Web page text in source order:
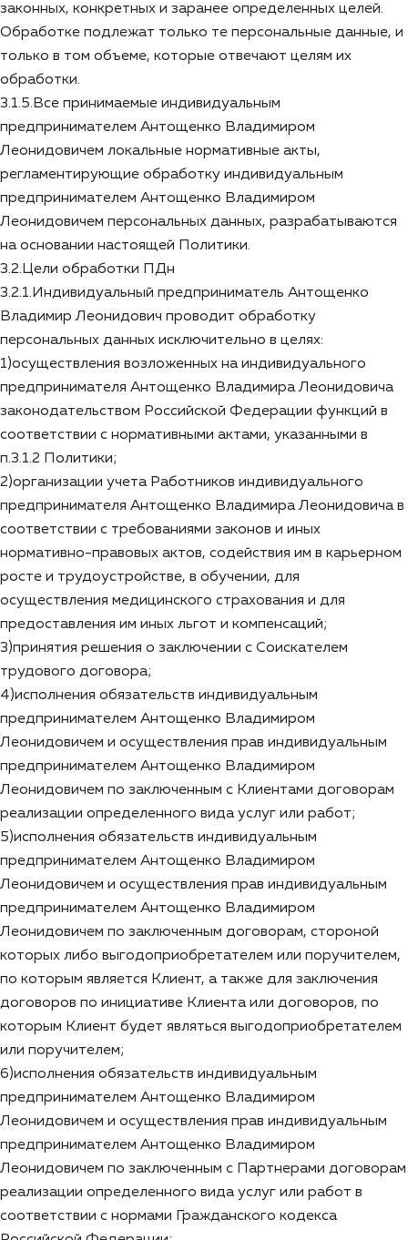
законных, конкретных и заранее определенных целей.
Обработке подлежат только те персональные данные, и
только в том объеме, которые отвечают целям их
обработки.
3.1.5.Все принимаемые индивидуальным
предпринимателем Антощенко Владимиром
Леонидовичем локальные нормативные акты,
регламентирующие обработку индивидуальным
предпринимателем Антощенко Владимиром
Леонидовичем персональных данных, разрабатываются
на основании настоящей Политики.
3.2.Цели обработки ПДн
3.2.1.Индивидуальный предприниматель Антощенко
Владимир Леонидович проводит обработку
персональных данных исключительно в целях:
1)осуществления возложенных на индивидуального
предпринимателя Антощенко Владимира Леонидовича
законодательством Российской Федерации функций в
соответствии с нормативными актами, указанными в
п.3.1.2 Политики;
2)организации учета Работников индивидуального
предпринимателя Антощенко Владимира Леонидовича в
соответствии с требованиями законов и иных
нормативно-правовых актов, содействия им в карьерном
росте и трудоустройстве, в обучении, для
осуществления медицинского страхования и для
предоставления им иных льгот и компенсаций;
3)принятия решения о заключении с Соискателем
трудового договора;
4)исполнения обязательств индивидуальным
предпринимателем Антощенко Владимиром
Леонидовичем и осуществления прав индивидуальным
предпринимателем Антощенко Владимиром
Леонидовичем по заключенным с Клиентами договорам
реализации определенного вида услуг или работ;
5)исполнения обязательств индивидуальным
предпринимателем Антощенко Владимиром
Леонидовичем и осуществления прав индивидуальным
предпринимателем Антощенко Владимиром
Леонидовичем по заключенным договорам, стороной
которых либо выгодоприобретателем или поручителем,
по которым является Клиент, а также для заключения
договоров по инициативе Клиента или договоров, по
которым Клиент будет являться выгодоприобретателем
или поручителем;
6)исполнения обязательств индивидуальным
предпринимателем Антощенко Владимиром
Леонидовичем и осуществления прав индивидуальным
предпринимателем Антощенко Владимиром
Леонидовичем по заключенным с Партнерами договорам
реализации определенного вида услуг или работ в
соответствии с нормами Гражданского кодекса